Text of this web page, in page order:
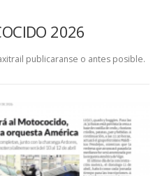
2026
publicaranse o antes posible.